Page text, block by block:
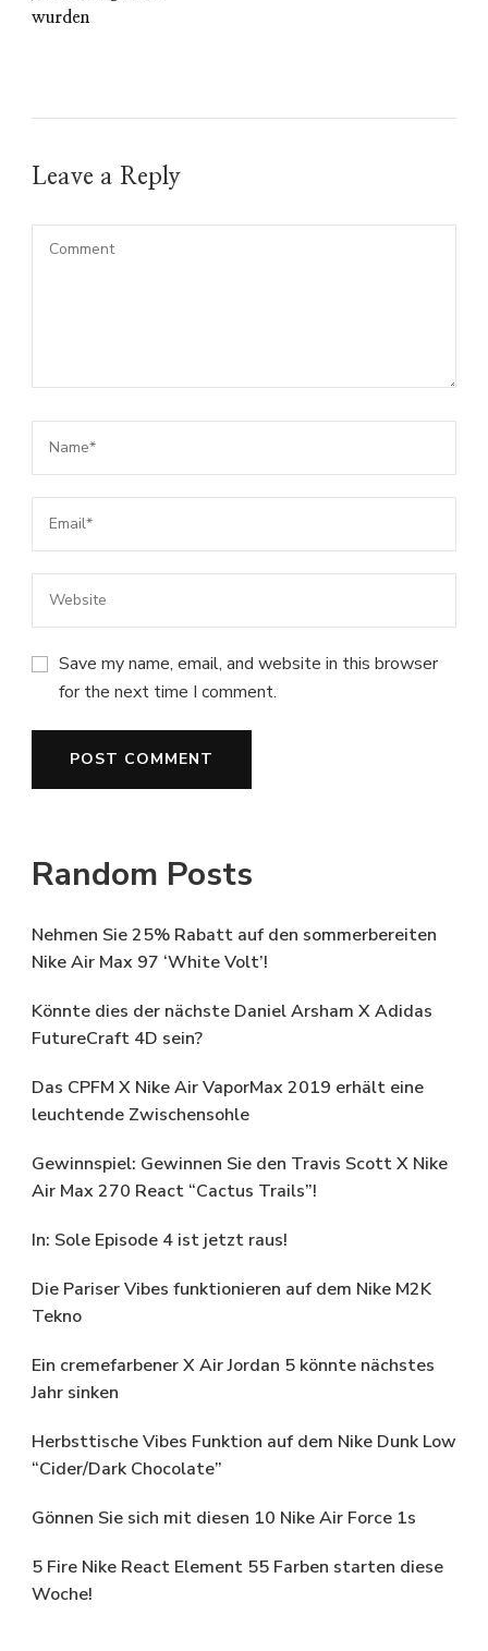
wurden
Leave a Reply
Save my name, email, and website in this browser
for the next time I comment.
Random Posts
Nehmen Sie 25% Rabatt auf den sommerbereiten
Nike Air Max 97 ‘White Volt’!
Könnte dies der nächste Daniel Arsham X Adidas
FutureCraft 4D sein?
Das CPFM X Nike Air VaporMax 2019 erhält eine
leuchtende Zwischensohle
Gewinnspiel: Gewinnen Sie den Travis Scott X Nike
Air Max 270 React “Cactus Trails”!
In: Sole Episode 4 ist jetzt raus!
Die Pariser Vibes funktionieren auf dem Nike M2K
Tekno
Ein cremefarbener X Air Jordan 5 könnte nächstes
Jahr sinken
Herbsttische Vibes Funktion auf dem Nike Dunk Low
“Cider/Dark Chocolate”
Gönnen Sie sich mit diesen 10 Nike Air Force 1s
5 Fire Nike React Element 55 Farben starten diese
Woche!